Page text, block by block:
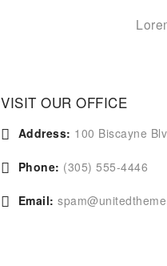
VISIT OUR OFFICE
Address: 100 Biscayne
Phone: (305) 555-4446
Email: